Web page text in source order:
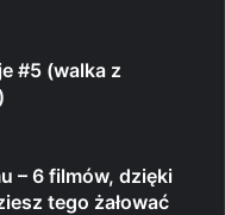
#5 (walka z
– 6 filmów, dzięki
tego żałować